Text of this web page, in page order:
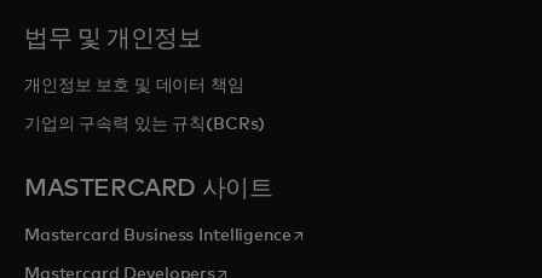
법무 및 개인정보
개인정보 보호 및 데이터 책임
기업의 구속력 있는 규칙(BCRs)
MASTERCARD 사이트
Mastercard Business Intelligence새 탭에서 열림
Mastercard Developers새 탭에서 열림